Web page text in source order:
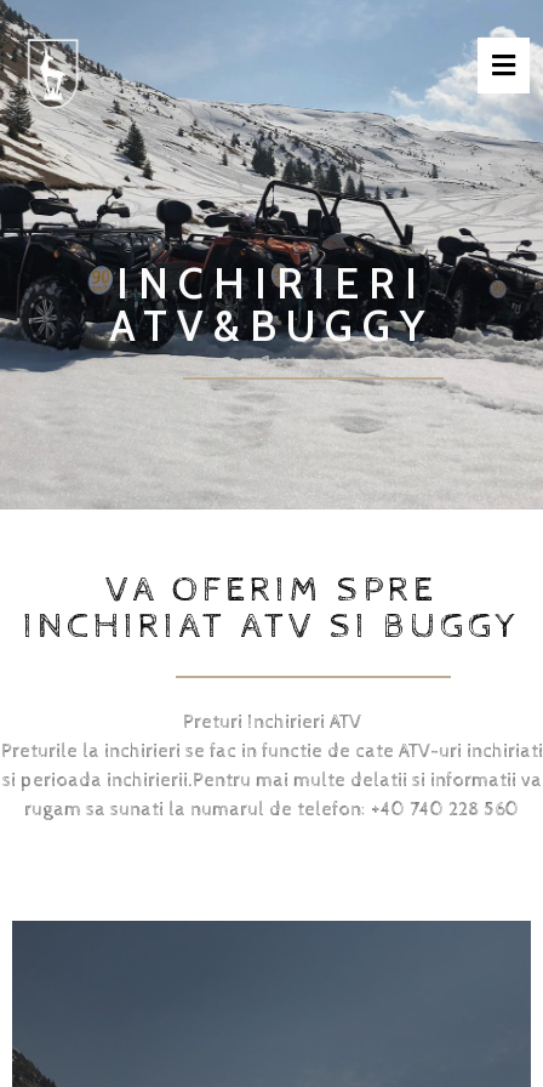
INCHIRIERI
ATV&BUGGY
VA OFERIM SPRE
INCHIRIAT ATV SI BUGGY
Preturi Inchirieri ATV
Preturile la inchirieri se fac in functie de cate ATV-uri inchiriati
si perioada inchirierii.Pentru mai multe delatii si informatii va
rugam sa sunati la numarul de telefon: +40 740 228 560